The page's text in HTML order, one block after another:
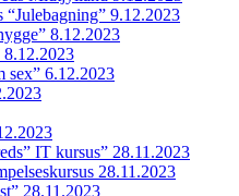
9.12.2023
8.12.2023
8.12.2023
sex” 6.12.2023
IT kursus” 28.11.2023
28.11.2023
28.11.2023